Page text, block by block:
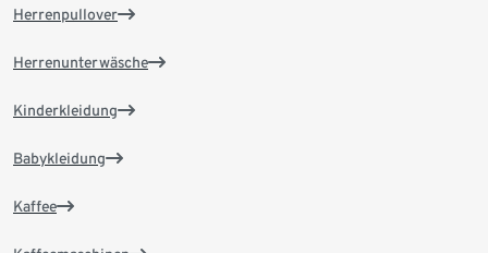
Herrenpullover
Herrenunterwäsche
Kinderkleidung
Babykleidung
Kaffee